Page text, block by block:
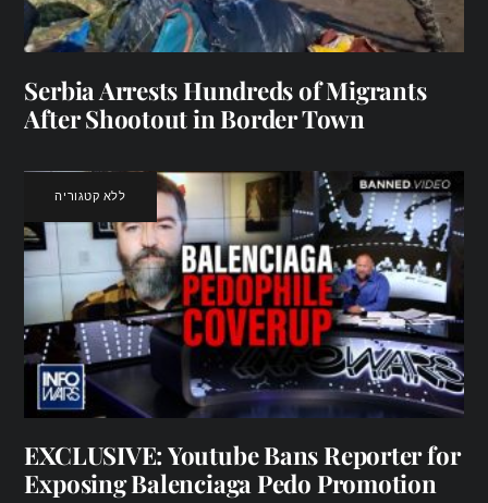
Serbia Arrests Hundreds of Migrants
After Shootout in Border Town
ללא קטגוריה
EXCLUSIVE: Youtube Bans Reporter for
Exposing Balenciaga Pedo Promotion